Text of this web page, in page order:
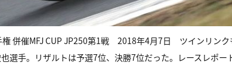
権 併催MFJ CUP JP250第1戦 2018年4月7日 ツインリン
選手。リザルトは予選7位、決勝7位だった。レースレポー